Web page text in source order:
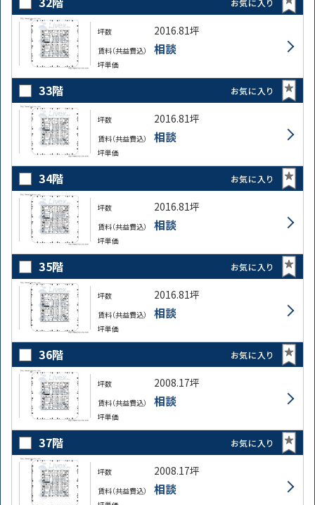
坪数 2016.81坪
賃料（共益費込） 相談
坪単価
33階 お気に入り
坪数 2016.81坪
賃料（共益費込） 相談
坪単価
34階 お気に入り
坪数 2016.81坪
賃料（共益費込） 相談
坪単価
35階 お気に入り
坪数 2016.81坪
賃料（共益費込） 相談
坪単価
36階 お気に入り
坪数 2008.17坪
賃料（共益費込） 相談
坪単価
37階 お気に入り
坪数 2008.17坪
賃料（共益費込） 相談